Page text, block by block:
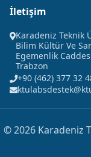
İletişim
Karadeniz Teknik
Bilim Kültür Ve
Egemenlik
Trabzon
+90 (462) 377 32
© 2026 Karadeniz